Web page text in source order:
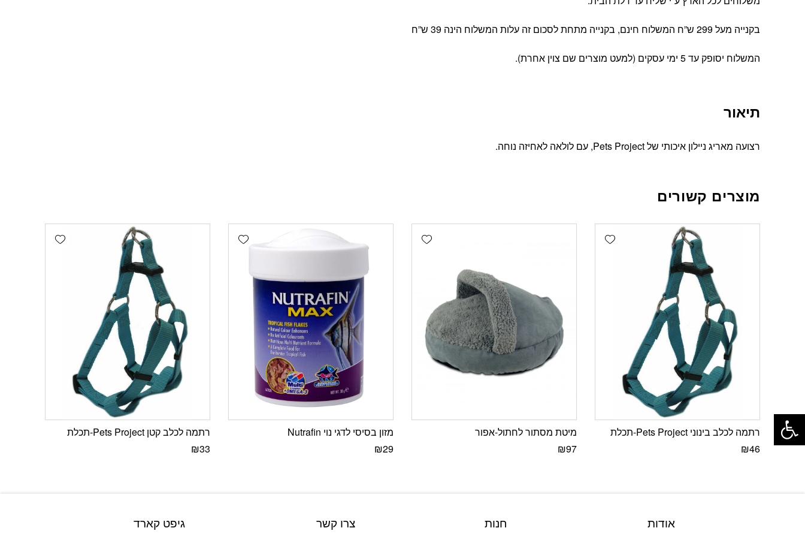
בקנייה מעל 299 ש”ח המשלוח חינם, בקנייה מתחת לסכום זה עלות המשלוח הינה 39 ש”ח
המשלוח יסופק עד 5 ימי עסקים (למעט מוצרים שם צוין אחרת).
תיאור
רצועה מאריג ניילון איכותי של Pets Project, עם לולאה לאחיזה נוחה.
מוצרים קשורים
Add wishlist
רתמה לכלב בינוני Pets Project-תכלת
₪46
Add wishlist
מיטת מסתור לחתול-אפור
₪97
Add wishlist
מזון בסיסי לדגי נוי Nutrafin
₪29
Add wishlist
רתמה לכלב קטן Pets Project-תכלת
₪33
אודות חנות צרו קשר גיפט קארד
פתח סרגל נגישות